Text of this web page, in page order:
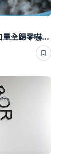
斷交國白蝦遭我友邦下狠手封殺 200萬磅出口量全歸零嚇崩了